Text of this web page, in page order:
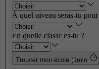
À quel niveau seras-tu
En quelle classe es-tu ?
Trouver mon école (1min